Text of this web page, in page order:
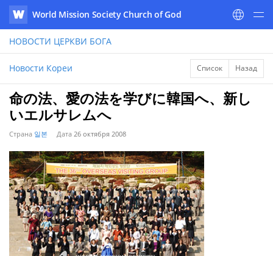
WATV
World Mission Society Church of God
НОВОСТИ ЦЕРКВИ БОГА
Новости Кореи Список Назад
命の法、愛の法を学びに韓国へ、新し
いエルサレムへ
Страна 일본 Дата 26 октября 2008